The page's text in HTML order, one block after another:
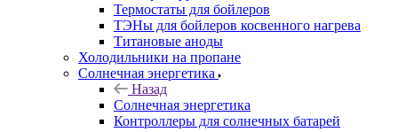
Термостаты для бойлеров
ТЭНы для бойлеров косвенного нагрева
Титановые аноды
Холодильники на пропане
Солнечная энергетика
Назад
Солнечная энергетика
Контроллеры для солнечных батарей